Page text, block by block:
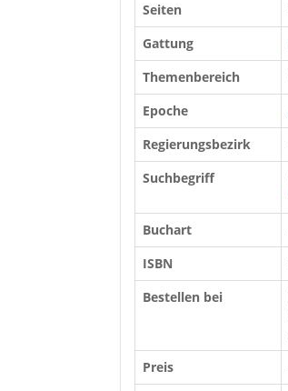
Seiten
Gattung
Themenbereich
Epoche
Regierungsbezirk
Suchbegriff
Buchart
ISBN
Bestellen bei
Preis